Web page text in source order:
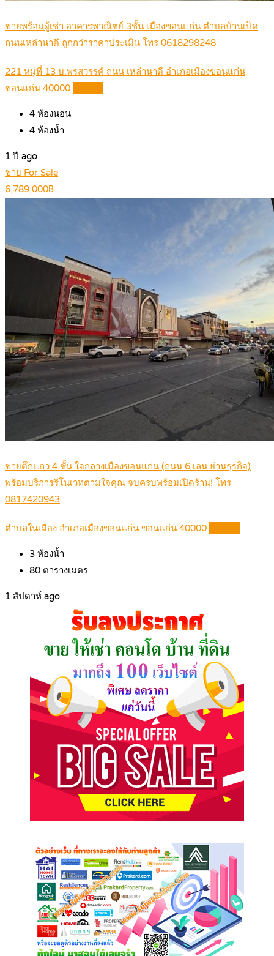
ขายพร้อมผู้เช่า อาคารพาณิชย์ 3ชั้น เมืองขอนแก่น ตำบลบ้านเป็ด
ถนนเหล่านาดี ถูกกว่าราคาประเมิน โทร 0618298248
221 หมู่ที่ 13 บ.พรสวรรค์ ถนน เหล่านาดี อำเภอเมืองขอนแก่น
ขอนแก่น 40000
4 ห้องนอน
4 ห้องน้ำ
1 ปี ago
ขาย For Sale
6,789,000฿
ขายตึกแถว 4 ชั้น ใจกลางเมืองขอนแก่น (ถนน 6 เลน ย่านธุรกิจ)
พร้อมบริการรีโนเวทตามใจคุณ จบครบพร้อมเปิดร้าน! โทร
0817420943
ตำบลในเมือง อำเภอเมืองขอนแก่น ขอนแก่น 40000
3 ห้องน้ำ
80 ตารางเมตร
1 สัปดาห์ ago